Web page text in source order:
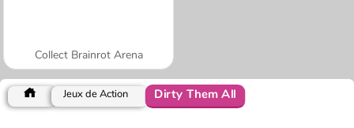
Collect Brainrot Arena
Jeux de Action Dirty Them All